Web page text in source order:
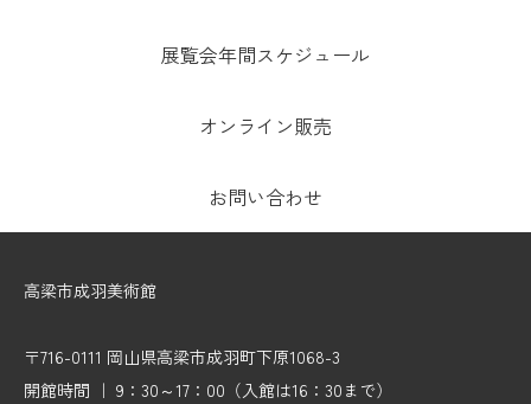
展覧会年間スケジュール
オンライン販売
お問い合わせ
高梁市成羽美術館
〒716-0111 岡山県高梁市成羽町下原1068-3
開館時間 ｜ 9：30～17：00（入館は16：30まで）